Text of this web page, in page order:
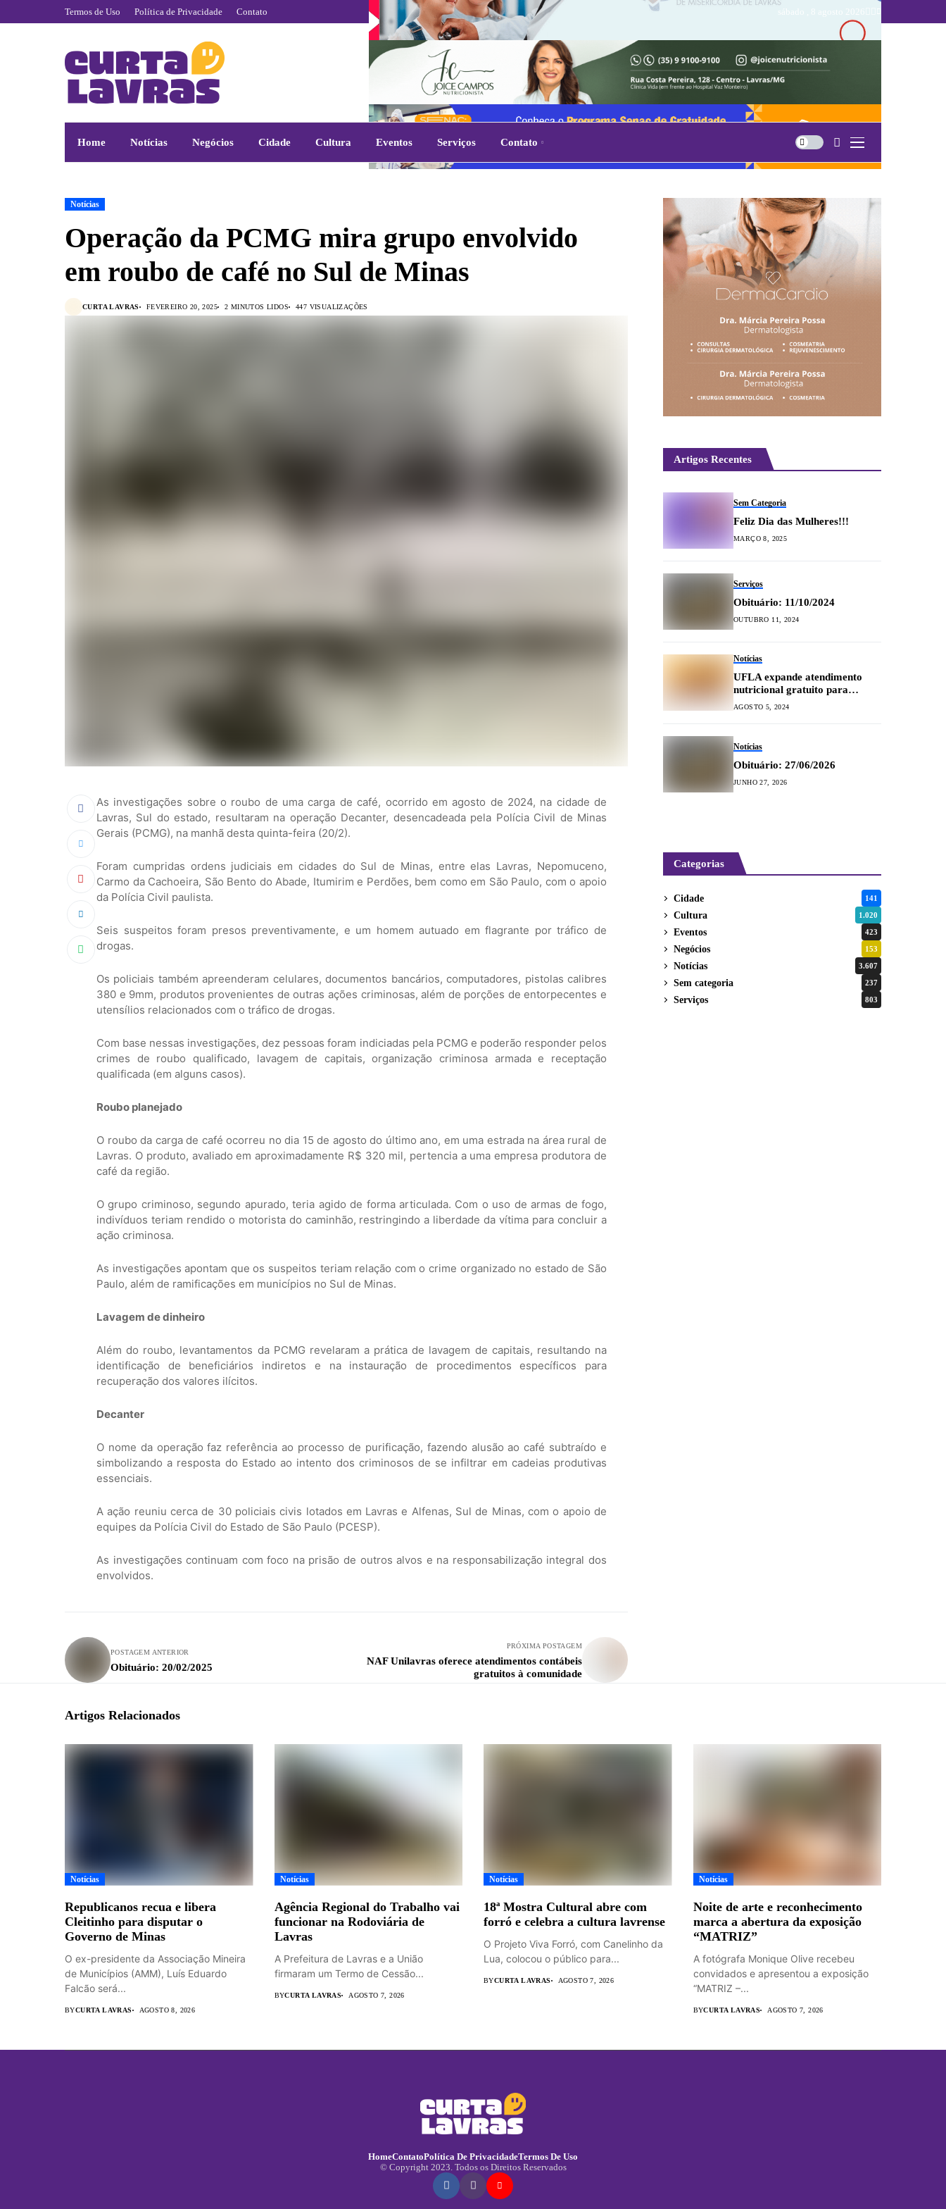
Termos de Uso Política de Privacidade Contato sábado , 8 agosto 2026
Home Notícias Negócios Cidade Cultura Eventos Serviços Contato
Notícias
Operação da PCMG mira grupo envolvido
em roubo de café no Sul de Minas
CURTA LAVRAS FEVEREIRO 20, 2025 2 MINUTOS LIDOS 447 VISUALIZAÇÕES
As investigações sobre o roubo de uma carga de café, ocorrido em agosto de 2024, na cidade de
Lavras, Sul do estado, resultaram na operação Decanter, desencadeada pela Polícia Civil de Minas
Gerais (PCMG), na manhã desta quinta-feira (20/2).
Foram cumpridas ordens judiciais em cidades do Sul de Minas, entre elas Lavras, Nepomuceno,
Carmo da Cachoeira, São Bento do Abade, Itumirim e Perdões, bem como em São Paulo, com o apoio
da Polícia Civil paulista.
Seis suspeitos foram presos preventivamente, e um homem autuado em flagrante por tráfico de
drogas.
Os policiais também apreenderam celulares, documentos bancários, computadores, pistolas calibres
380 e 9mm, produtos provenientes de outras ações criminosas, além de porções de entorpecentes e
utensílios relacionados com o tráfico de drogas.
Com base nessas investigações, dez pessoas foram indiciadas pela PCMG e poderão responder pelos
crimes de roubo qualificado, lavagem de capitais, organização criminosa armada e receptação
qualificada (em alguns casos).
Roubo planejado
O roubo da carga de café ocorreu no dia 15 de agosto do último ano, em uma estrada na área rural de
Lavras. O produto, avaliado em aproximadamente R$ 320 mil, pertencia a uma empresa produtora de
café da região.
O grupo criminoso, segundo apurado, teria agido de forma articulada. Com o uso de armas de fogo,
indivíduos teriam rendido o motorista do caminhão, restringindo a liberdade da vítima para concluir a
ação criminosa.
As investigações apontam que os suspeitos teriam relação com o crime organizado no estado de São
Paulo, além de ramificações em municípios no Sul de Minas.
Lavagem de dinheiro
Além do roubo, levantamentos da PCMG revelaram a prática de lavagem de capitais, resultando na
identificação de beneficiários indiretos e na instauração de procedimentos específicos para
recuperação dos valores ilícitos.
Decanter
O nome da operação faz referência ao processo de purificação, fazendo alusão ao café subtraído e
simbolizando a resposta do Estado ao intento dos criminosos de se infiltrar em cadeias produtivas
essenciais.
A ação reuniu cerca de 30 policiais civis lotados em Lavras e Alfenas, Sul de Minas, com o apoio de
equipes da Polícia Civil do Estado de São Paulo (PCESP).
As investigações continuam com foco na prisão de outros alvos e na responsabilização integral dos
envolvidos.
POSTAGEM ANTERIOR
Obituário: 20/02/2025
PRÓXIMA POSTAGEM
NAF Unilavras oferece atendimentos contábeis
gratuitos à comunidade
Artigos Recentes
Sem Categoria
Feliz Dia das Mulheres!!!
MARÇO 8, 2025
Serviços
Obituário: 11/10/2024
OUTUBRO 11, 2024
Notícias
UFLA expande atendimento
nutricional gratuito para
crianças
AGOSTO 5, 2024
Notícias
Obituário: 27/06/2026
JUNHO 27, 2026
Categorias
Cidade 141
Cultura 1.020
Eventos 423
Negócios 153
Notícias 3.607
Sem categoria 237
Serviços 803
Artigos Relacionados
Notícias
Republicanos recua e libera
Cleitinho para disputar o
Governo de Minas
O ex-presidente da Associação Mineira
de Municípios (AMM), Luís Eduardo
Falcão será...
BYCURTA LAVRAS AGOSTO 8, 2026
Notícias
Agência Regional do Trabalho vai
funcionar na Rodoviária de
Lavras
A Prefeitura de Lavras e a União
firmaram um Termo de Cessão...
BYCURTA LAVRAS AGOSTO 7, 2026
Notícias
18ª Mostra Cultural abre com
forró e celebra a cultura lavrense
O Projeto Viva Forró, com Canelinho da
Lua, colocou o público para...
BYCURTA LAVRAS AGOSTO 7, 2026
Notícias
Noite de arte e reconhecimento
marca a abertura da exposição
“MATRIZ”
A fotógrafa Monique Olive recebeu
convidados e apresentou a exposição
“MATRIZ –...
BYCURTA LAVRAS AGOSTO 7, 2026
HomeContatoPolítica De PrivacidadeTermos De Uso
© Copyright 2023. Todos os Direitos Reservados